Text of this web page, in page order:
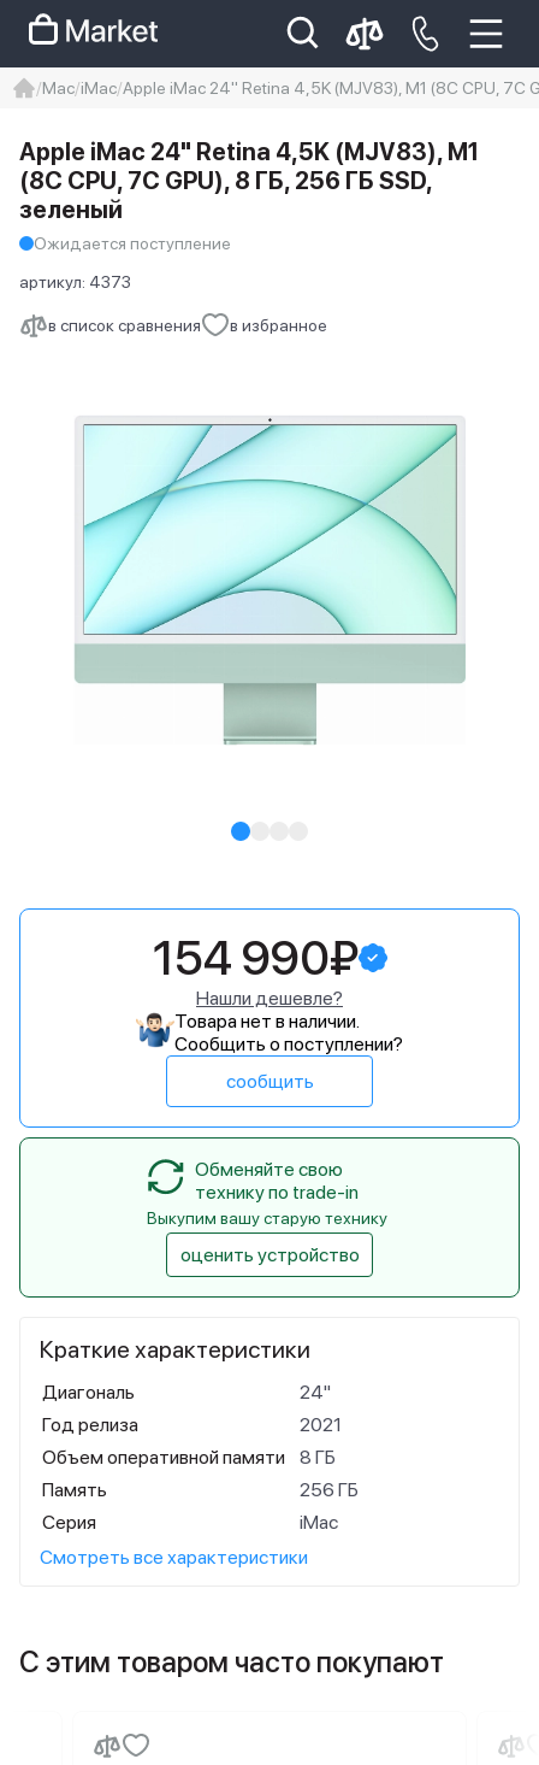
Iphone 14 pro max
айфон 14
Mac iMac Apple iMac 24" Retina 4,5K (MJV83), M1 (8C CPU, 7C
в список сравнения в избранное
Apple iMac 24" Retina 4,5K (MJV83), M1
(8C CPU, 7C GPU), 8 ГБ, 256 ГБ SSD,
зеленый
Ожидается поступление
артикул: 4373
Краткие характеристики
Диагональ
24"
Год релиза
2021
Объем оперативной памяти
8 ГБ
Память
256 ГБ
Серия
iMac
Смотреть все характеристики
154 990₽
Нашли дешевле?
Товара нет в наличии.
Сообщить о поступлении?
сообщить
Обменяйте свою
технику по trade-in
Выкупим вашу старую технику
оценить устройство
С этим товаром часто покупают